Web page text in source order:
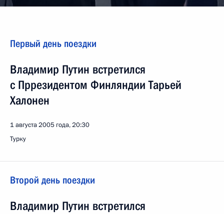
Первый день поездки
Владимир Путин встретился
с Пррезидентом Финляндии Тарьей
Халонен
1 августа 2005 года, 20:30
Турку
Второй день поездки
Владимир Путин встретился